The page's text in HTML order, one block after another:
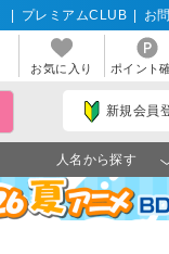
プレミアムCLUB お
お気に入り ポイント
新規会員
人名から探す